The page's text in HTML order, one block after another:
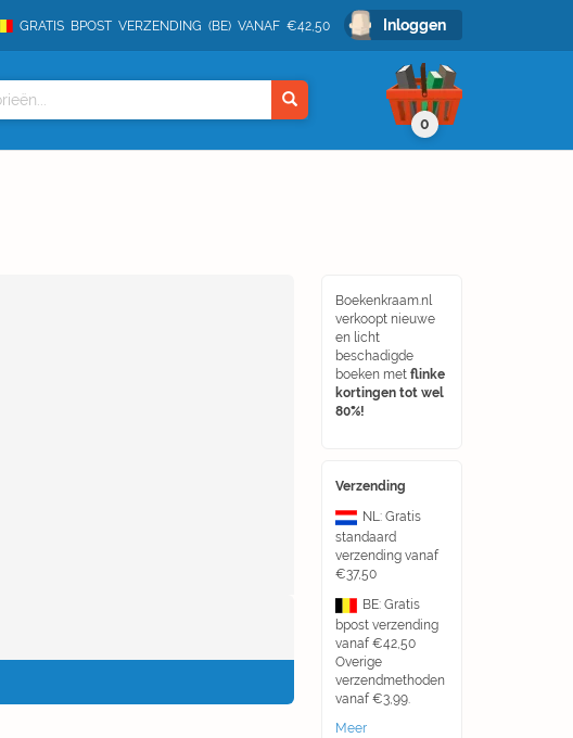
GRATIS BPOST VERZENDING (BE) VANAF €42,50 Inloggen
0
Boekenkraam.nl
verkoopt nieuwe
en licht
beschadigde
boeken met flinke
kortingen tot wel
80%!
Verzending
NL: Gratis
standaard
verzending vanaf
€37,50
BE: Gratis
bpost verzending
vanaf €42,50
Overige
verzendmethoden
vanaf €3,99.
Meer